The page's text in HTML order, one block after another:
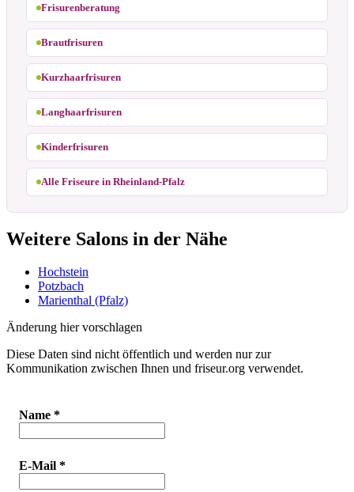
Frisurenberatung
Brautfrisuren
Kurzhaarfrisuren
Langhaarfrisuren
Kinderfrisuren
Alle Friseure in Rheinland-Pfalz
Weitere Salons in der Nähe
Hochstein
Potzbach
Marienthal (Pfalz)
Änderung hier vorschlagen
Diese Daten sind nicht öffentlich und werden nur zur
Kommunikation zwischen Ihnen und friseur.org verwendet.
Name *
E-Mail *